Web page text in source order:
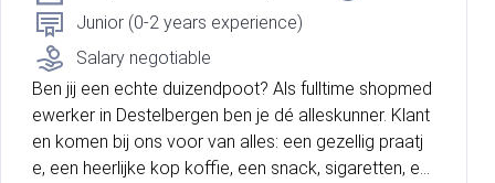
Junior (0-2 years experience)
Salary negotiable
Ben jij een echte duizendpoot? Als fulltime shopmed
ewerker in Destelbergen ben je dé alleskunner. Klant
en komen bij ons voor van alles: een gezellig praatj
e, een heerlijke kop koffie, een snack, sigaretten, ee